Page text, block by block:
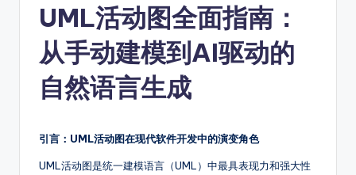
m
fi
UML活动图全面指南：
从手动建模到AI驱动的
自然语言生成
引言：UML活动图在现代软件开发中的演变角色
UML活动图是统一建模语言（UML）中最具表现力和强大性